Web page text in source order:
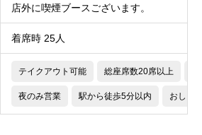
店外に喫煙ブースございます。
着席時 25人
テイクアウト可能 総座席数20席以上
夜のみ営業 駅から徒歩5分以内 おしゃ